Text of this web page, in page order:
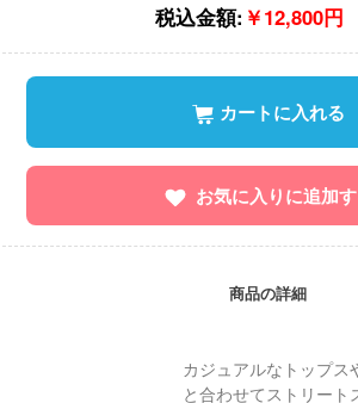
税込金額: ￥12,800円
カートに入れる
お気に入りに追加
商品の詳細
カジュアルなトップス
と合わせてストリート